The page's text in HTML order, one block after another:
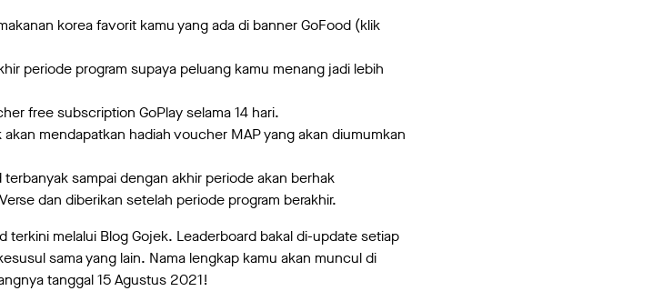
korea favorit kamu yang ada di banner GoFood (klik
periode program supaya peluang kamu menang jadi lebih
free subscription GoPlay selama 14 hari.
mendapatkan hadiah voucher MAP yang akan diumumkan
sampai dengan akhir periode akan berhak
dan diberikan setelah periode program berakhir.
terkini melalui Blog Gojek. Leaderboard bakal di-update setiap
sama yang lain. Nama lengkap kamu akan muncul di
tanggal 15 Agustus 2021!